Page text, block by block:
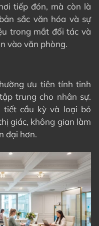
tiếp đón, mà còn là
sắc văn hóa và sự
trong mắt đối tác và
vào văn phòng.
ưu tiên tính tinh
trung cho nhân sự.
tiết cầu kỳ và loại bỏ
giác, không gian làm
đại hơn.